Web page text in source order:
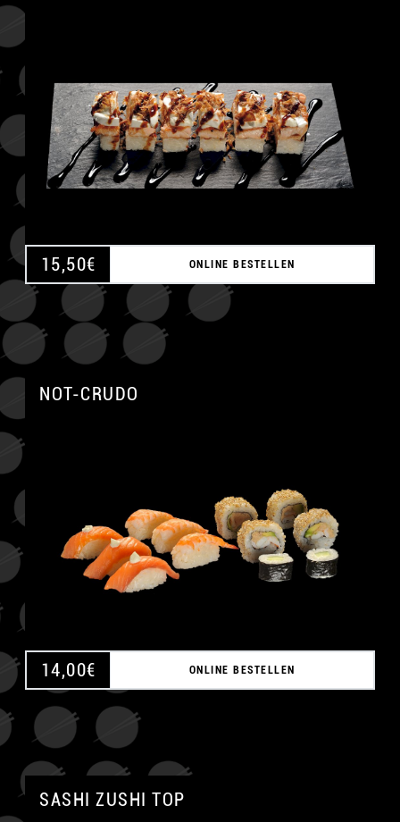
15,50€ ONLINE BESTELLEN
NOT-CRUDO
14,00€ ONLINE BESTELLEN
SASHI ZUSHI TOP